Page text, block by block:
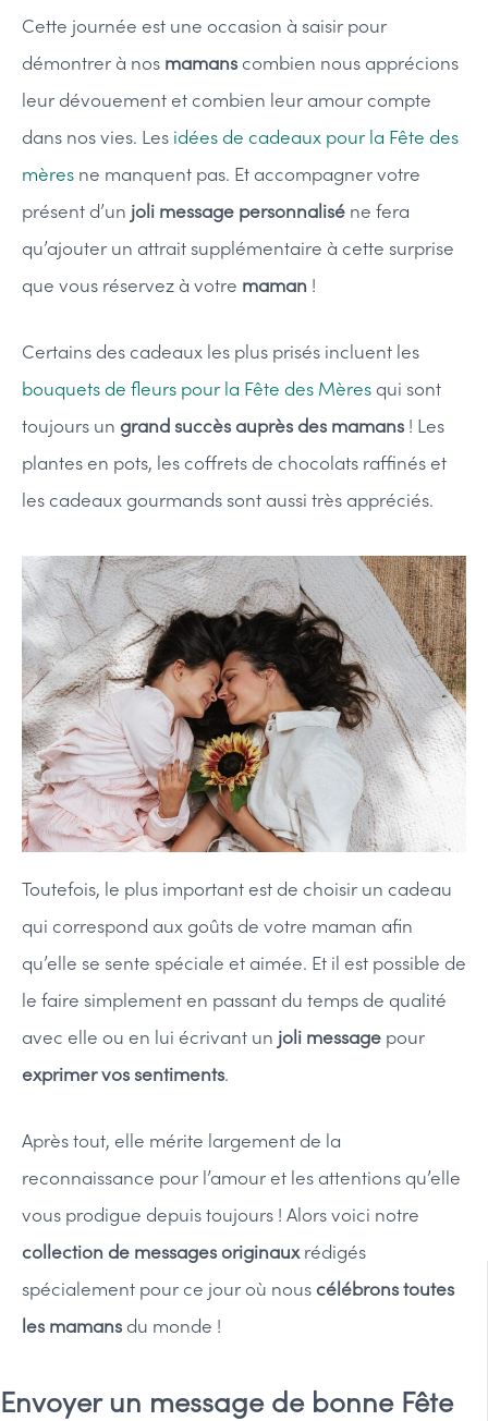
Cette journée est une occasion à saisir pour
démontrer à nos mamanscombien nous apprécions
leur dévouement et combien leur amour compte
dans nos vies. Les idées de cadeaux pour la Fête des
mères ne manquent pas. Et accompagner votre
présent d’un joli message personnalisé ne fera
qu’ajouter un attrait supplémentaire à cette surprise
que vous réservez à votre maman !
Certains des cadeaux les plus prisés incluent les
bouquets de fleurs pour la Fête des Mères qui sont
toujours un grand succès auprès des mamans! Les
plantes en pots, les coffrets de chocolats raffinés et
les cadeaux gourmands sont aussi très appréciés.
Toutefois, le plus important est de choisir un cadeau
qui correspond aux goûts de votre maman afin
qu’elle se sente spéciale et aimée. Et il est possible de
le faire simplement en passant du temps de qualité
avec elle ou en lui écrivant un joli message pour
exprimer vos sentiments.
Après tout, elle mérite largement de la
reconnaissance pour l’amour et les attentions qu’elle
vous prodigue depuis toujours ! Alors voici notre
collection de messages originauxrédigés
spécialement pour ce jour où nouscélébrons toutes
les mamansdu monde !
Envoyer un message de bonne Fête